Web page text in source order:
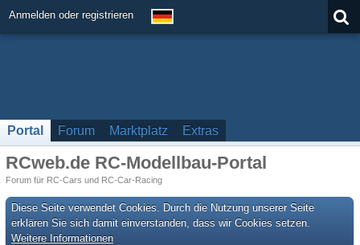
Anmelden oder registrieren
Portal Forum Marktplatz Extras
RCweb.de RC-Modellbau-Portal
Forum für RC-Cars und RC-Car-Racing
Diese Seite verwendet Cookies. Durch die Nutzung unserer Seite
erklären Sie sich damit einverstanden, dass wir Cookies setzen.
Weitere Informationen